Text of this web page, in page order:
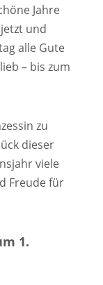
Jahre
und
alle Gute
– bis zum
zu
dieser
viele
Freude für
1.